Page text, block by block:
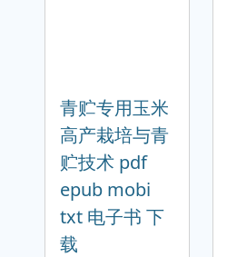
青贮专用玉米
高产栽培与青
贮技术 pdf
epub mobi
txt 电子书 下
载